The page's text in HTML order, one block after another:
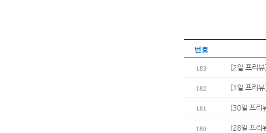
번호
183 [2일 프리
182 [1일 프리
181 [30일 프리
180 [28일 프리